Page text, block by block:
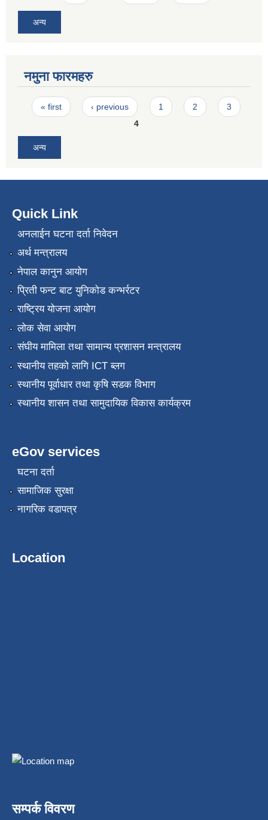
अन्य
नमुना फारमहरु
Pages
« first ‹ previous 1 2
3
4
अन्य
Quick Link
अनलाईन घटना दर्ता निवेदन
अर्थ मन्त्रालय
नेपाल कानुन आयोग
प्रिती फन्ट बाट युनिकोड कन्भर्रटर
राष्ट्रिय योजना आयोग
लोक सेवा आयोग
संघीय मामिला तथा सामान्य प्रशासन मन्त्रालय
स्थानीय तहको लागि ICT ब्लग
स्थानीय पूर्वाधार तथा कृषि सडक विभाग
स्थानीय शासन तथा सामुदायिक विकास कार्यक्रम
eGov services
घटना दर्ता
सामाजिक सुरक्षा
नागरिक वडापत्र
Location
सम्पर्क विवरण